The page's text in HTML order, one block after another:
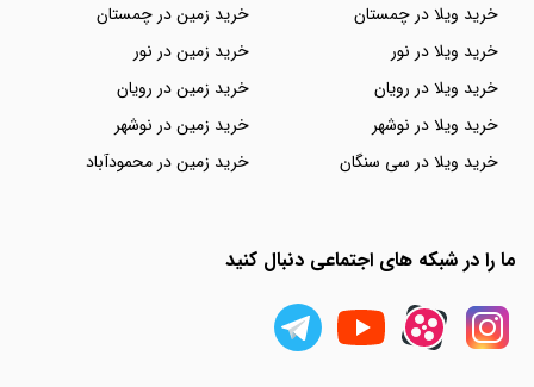
خرید ویلا در چمستان
خرید ویلا در نور
خرید ویلا در رویان
خرید ویلا در نوشهر
خرید ویلا در سی سنگان
خرید زمین در چمستان
خرید زمین در نور
خرید زمین در رویان
خرید زمین در نوشهر
خرید زمین در محمودآباد
ما را در شبکه های اجتماعی دنبال کنید